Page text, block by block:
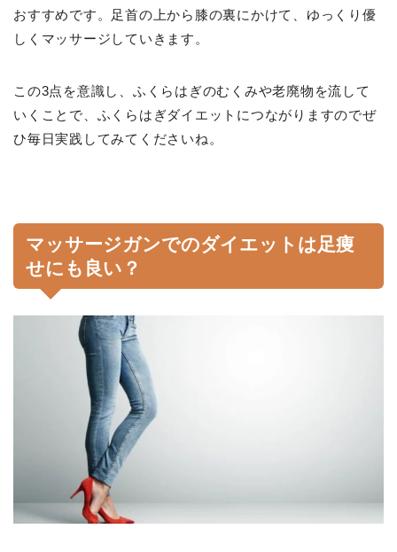
おすすめです。足首の上から膝の裏にかけて、ゆっくり優
しくマッサージしていきます。
この3点を意識し、ふくらはぎのむくみや老廃物を流して
いくことで、ふくらはぎダイエットにつながりますのでぜ
ひ毎日実践してみてくださいね。
マッサージガンでのダイエットは足痩
せにも良い？